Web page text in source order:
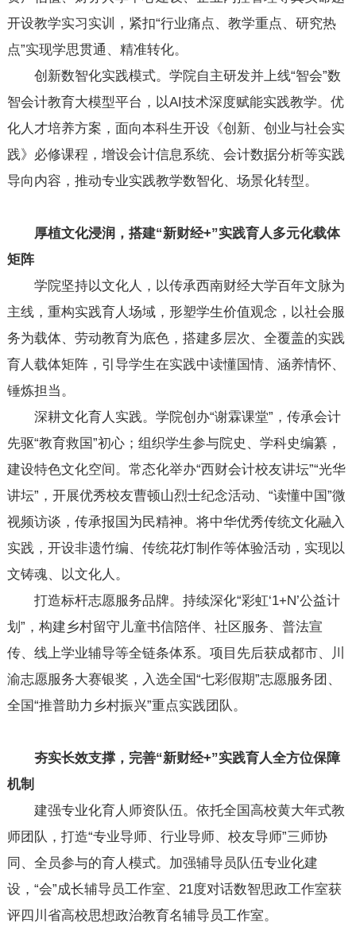
开设教学实习实训，紧扣“行业痛点、教学重点、研究热
点”实现学思贯通、精准转化。
创新数智化实践模式。学院自主研发并上线“智会”数
智会计教育大模型平台，以AI技术深度赋能实践教学。优
化人才培养方案，面向本科生开设《创新、创业与社会实
践》必修课程，增设会计信息系统、会计数据分析等实践
导向内容，推动专业实践教学数智化、场景化转型。
厚植文化浸润，搭建“新财经+”实践育人多元化载体
矩阵
学院坚持以文化人，以传承西南财经大学百年文脉为
主线，重构实践育人场域，形塑学生价值观念，以社会服
务为载体、劳动教育为底色，搭建多层次、全覆盖的实践
育人载体矩阵，引导学生在实践中读懂国情、涵养情怀、
锤炼担当。
深耕文化育人实践。学院创办“谢霖课堂”，传承会计
先驱“教育救国”初心；组织学生参与院史、学科史编纂，
建设特色文化空间。常态化举办“西财会计校友讲坛”“光华
讲坛”，开展优秀校友曹顿山烈士纪念活动、“读懂中国”微
视频访谈，传承报国为民精神。将中华优秀传统文化融入
实践，开设非遗竹编、传统花灯制作等体验活动，实现以
文铸魂、以文化人。
打造标杆志愿服务品牌。持续深化“彩虹‘1+N’公益计
划”，构建乡村留守儿童书信陪伴、社区服务、普法宣
传、线上学业辅导等全链条体系。项目先后获成都市、川
渝志愿服务大赛银奖，入选全国“七彩假期”志愿服务团、
全国“推普助力乡村振兴”重点实践团队。
夯实长效支撑，完善“新财经+”实践育人全方位保障
机制
建强专业化育人师资队伍。依托全国高校黄大年式教
师团队，打造“专业导师、行业导师、校友导师”三师协
同、全员参与的育人模式。加强辅导员队伍专业化建
设，“会”成长辅导员工作室、21度对话数智思政工作室获
评四川省高校思想政治教育名辅导员工作室。